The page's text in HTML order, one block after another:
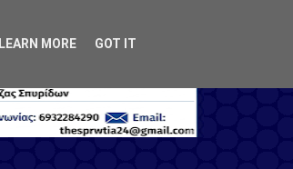
LEARN MORE GOT IT